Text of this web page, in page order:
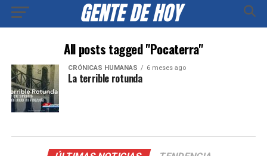
All posts tagged "Pocaterra"
CRÓNICAS HUMANAS 6 meses ago
La terrible rotunda